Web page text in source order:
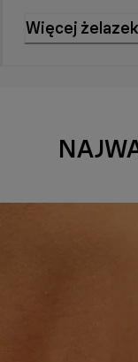
Więcej żelazek